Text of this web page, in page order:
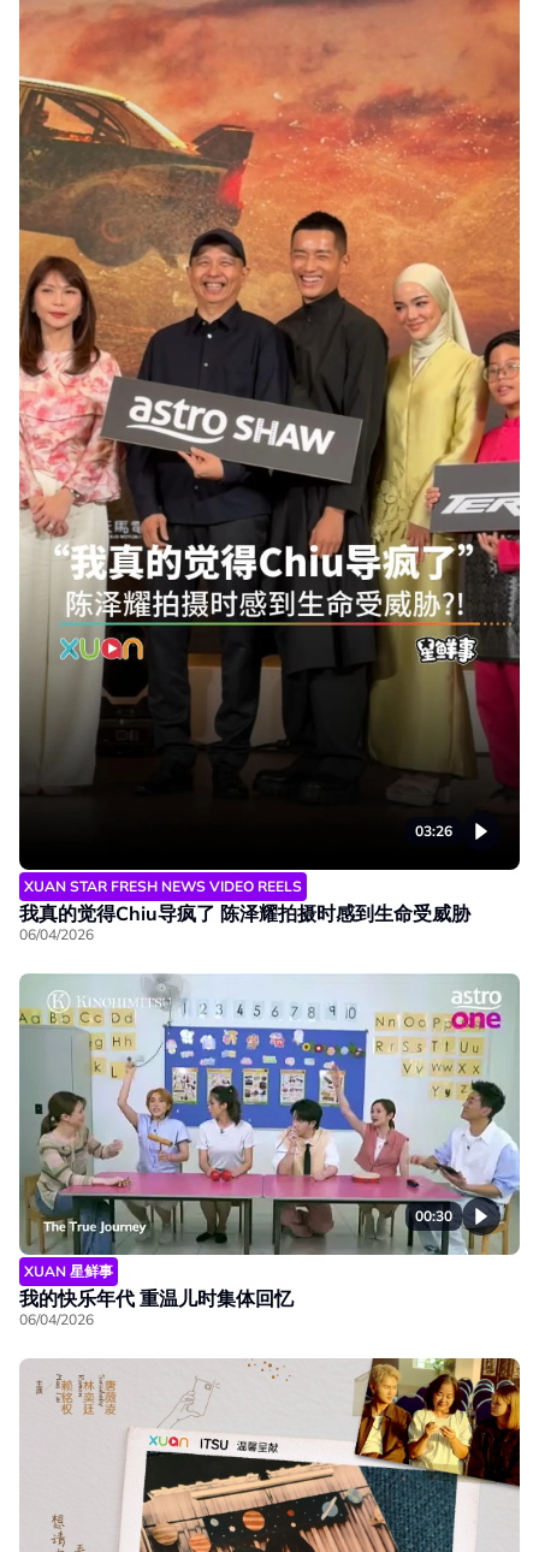
03:26
XUAN STAR FRESH NEWS VIDEO REELS
我真的觉得Chiu导疯了 陈泽耀拍摄时感到生命受威胁
06/04/2026
00:30
XUAN 星鲜事
我的快乐年代 重温儿时集体回忆
06/04/2026